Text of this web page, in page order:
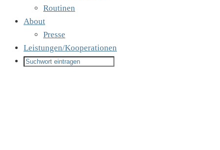
Routinen
About
Presse
Leistungen/Kooperationen